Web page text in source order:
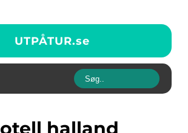
UTPÅTUR.se
Hotell halland